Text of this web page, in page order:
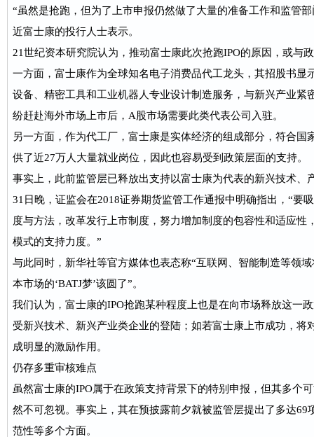
“虽然是抢跑，但为了上市申报仍然做了大量的准备工作和监管
近富士康的投行人士表示。
21世纪资本研究院认为，推动富士康此次抢跑IPO的原因，或与
一方面，富士康作为全球知名电子消费品代工龙头，其招股书显
设备、精密工具和工业机器人专业设计制造服务，与新兴产业紧
纷赶赴海外市场上市后，A股市场需要此类代表公司入驻。
另一方面，作为代工厂，富士康是实体经济的组成部分，符合国
供了近27万人大量就业岗位，因此也容易受到政策层面的支持。
事实上，此前监管层已释放出支持以富士康为代表的新兴技术、
31日晚，证监会在2018证券期货监管工作通报中明确指出，“要
度与方法，改革发行上市制度，努力增加制度的包容性和适应性
模式的支持力度。”
与此同时，新华社等官方媒体也表态称“互联网、智能制造等领
本市场的‘BATJ梦’该圆了”。
我们认为，富士康的IPO抢跑某种程度上也是在向市场释放这一
受新兴技术、新兴产业类企业的登陆；如若富士康上市成功，将
成明显的激励作用。
仍存多重审核难点
虽然富士康的IPO属于在政策支持背景下的特别申报，但其多个
然不可忽视。事实上，其在预披露前夕就被监管层提出了多达69
范性等多个方面。